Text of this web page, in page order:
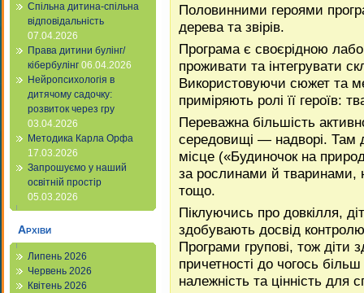
Спільна дитина-спільна
відповідальність
07.04.2026
Права дитини булінг/
кібербулінг 06.04.2026
Нейропсихологія в
дитячому садочку:
розвиток через гру
03.04.2026
Методика Карла Орфа
17.03.2026
Запрошуємо у наший
освітній простір
05.03.2026
Архіви
Липень 2026
Червень 2026
Квітень 2026
Половинними героями
дерева та звірів.
Програма є своєрідною
проживати та інтегрувати
Використовуючи сюжет та
приміряють ролі її героїв:
Переважна більшість
середовищі — надворі. Там
місце («Будиночок на
за рослинами й тваринами,
тощо.
Піклуючись про довкілля,
здобувають досвід
Програми групові, тож діти
причетності до чогось
належність та цінність для